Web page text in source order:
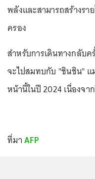
พลังและสามารถสร้างร
ครอง
สำหรับการเดินทางกลับค
จะไปสมทบกับ "ชินชิน"
หน้านี้ในปี 2024 เนื่องจ
ที่มาAFP